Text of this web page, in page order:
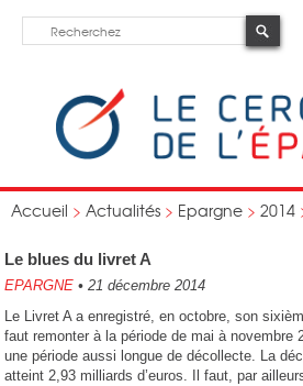
Accueil > Actualités > Epargne > 2014
Le blues du livret A
EPARGNE • 21 décembre 2014
Le Livret A a enregistré, en octobre, son
faut remonter à la période de mai à novembre
une période aussi longue de décollecte. La
atteint 2,93 milliards d’euros. Il faut, par